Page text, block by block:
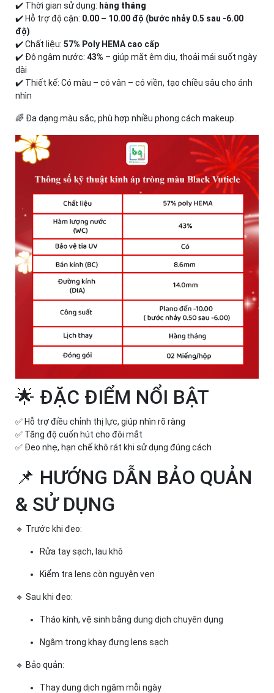
✔️ Thời gian sử dụng: hàng tháng
✔️ Hỗ trợ độ cận: 0.00 – 10.00 độ (bước nhảy 0.5 sau -6.00
độ)
✔️ Chất liệu: 57% Poly HEMA cao cấp
✔️ Độ ngậm nước: 43% – giúp mắt êm dịu, thoải mái suốt ngày
dài
✔️ Thiết kế: Có màu – có vân – có viền, tạo chiều sâu cho ánh
nhìn
🌈 Đa dạng màu sắc, phù hợp nhiều phong cách makeup.
🌟 ĐẶC ĐIỂM NỔI BẬT
✅ Hỗ trợ điều chỉnh thị lực, giúp nhìn rõ ràng
✅ Tăng độ cuốn hút cho đôi mắt
✅ Đeo nhẹ, hạn chế khô rát khi sử dụng đúng cách
📌 HƯỚNG DẪN BẢO QUẢN
& SỬ DỤNG
🔹 Trước khi đeo:
Rửa tay sạch, lau khô
Kiểm tra lens còn nguyên vẹn
🔹 Sau khi đeo:
Tháo kính, vệ sinh bằng dung dịch chuyên dụng
Ngâm trong khay đựng lens sạch
🔹 Bảo quản:
Thay dung dịch ngâm mỗi ngày